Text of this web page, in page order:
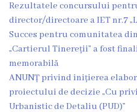
Floreşti)
Aşezare
geografică
Istoria
Rezultatele concursului
director/directoare a IET nr.7
Succes pentru comunitatea
„Cartierul Tinereții” a fost
memorabilă
ANUNȚ privind inițierea
proiectului de decizie „Cu
Urbanistic de Detaliu (PUD)”